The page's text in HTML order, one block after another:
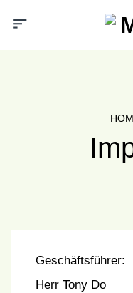
Inhalt
Geschäftsführer:
Herr Tony Do